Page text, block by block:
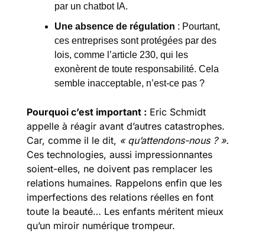
par un chatbot IA.
Une absence de régulation : Pourtant,
ces entreprises sont protégées par des
lois, comme l’article 230, qui les
exonèrent de toute responsabilité. Cela
semble inacceptable, n’est-ce pas ?
Pourquoi c’est important : Eric Schmidt
appelle à réagir avant d’autres catastrophes.
Car, comme il le dit, « qu’attendons-nous ? ».
Ces technologies, aussi impressionnantes
soient-elles, ne doivent pas remplacer les
relations humaines. Rappelons enfin que les
imperfections des relations réelles en font
toute la beauté… Les enfants méritent mieux
qu’un miroir numérique trompeur.